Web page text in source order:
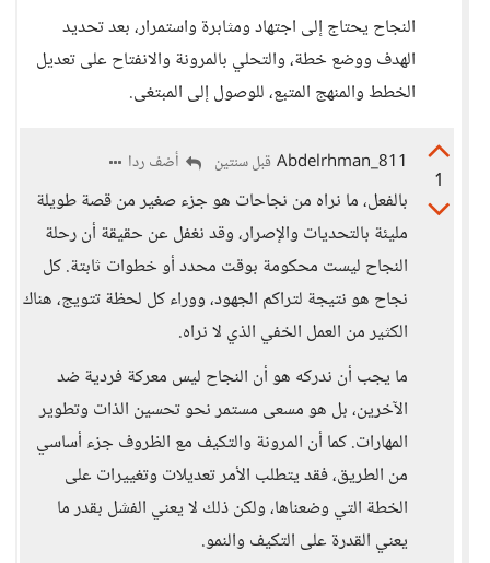
النجاح يحتاج إلى اجتهاد ومثابرة واستمرار، بعد تحديد
الهدف ووضع خطة، والتحلي بالمرونة والانفتاح على تعديل
الخطط والمنهج المتبع، للوصول إلى المبتغى.
1
Abdelrhman_811 قبل سنتين أضف ردا
بالفعل، ما نراه من نجاحات هو جزء صغير من قصة طويلة
مليئة بالتحديات والإصرار، وقد نغفل عن حقيقة أن رحلة
النجاح ليست محكومة بوقت محدد أو خطوات ثابتة. كل
نجاح هو نتيجة لتراكم الجهود، ووراء كل لحظة تتويج، هناك
الكثير من العمل الخفي الذي لا نراه.
ما يجب أن ندركه هو أن النجاح ليس معركة فردية ضد
الآخرين، بل هو مسعى مستمر نحو تحسين الذات وتطوير
المهارات. كما أن المرونة والتكيف مع الظروف جزء أساسي
من الطريق، فقد يتطلب الأمر تعديلات وتغييرات على
الخطة التي وضعناها، ولكن ذلك لا يعني الفشل بقدر ما
يعني القدرة على التكيف والنمو.